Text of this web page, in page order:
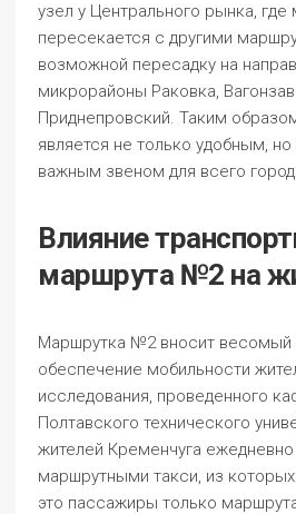
узел у Центрального рынка,
пересекается с другими
возможной пересадку на
микрорайоны Раковка,
Приднепровский. Таким
является не только удобным, но
важным звеном для всего
Влияние
маршрута №2 на
Маршрутка №2 вносит весомый
обеспечение мобильности
исследования, проведенного
Полтавского технического
жителей Кременчуга
маршрутными такси, из
это пассажиры только